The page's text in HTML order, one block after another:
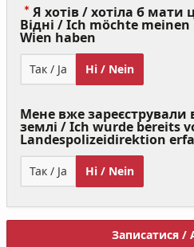
Я хотів / хотіла б мати
Відні / Ich möchte
Wien haben
Required)
Так / Ja Ні / Nein
Мене вже зареєстрували
землі / Ich wurde bereits
Landespolizeidirektion
Так / Ja Ні / Nein
Записатися /